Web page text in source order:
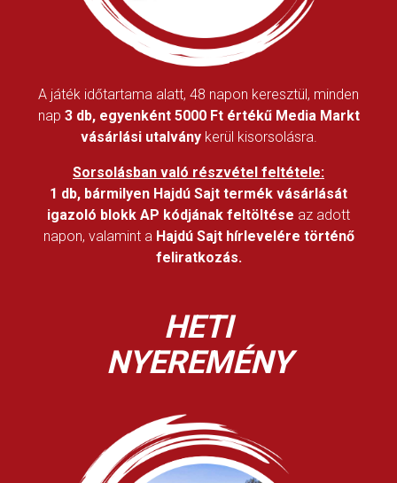
A játék időtartama alatt, 48 napon keresztül, minden
nap 3 db, egyenként 5000 Ft értékű Media Markt
vásárlási utalványkerül kisorsolásra.
Sorsolásban való részvétel feltétele:
1 db, bármilyen Hajdú Sajt termék vásárlását
igazoló blokk AP kódjának feltöltése az adott
napon, valamint a Hajdú Sajt hírlevelére történő
feliratkozás.
HETI
NYEREMÉNY